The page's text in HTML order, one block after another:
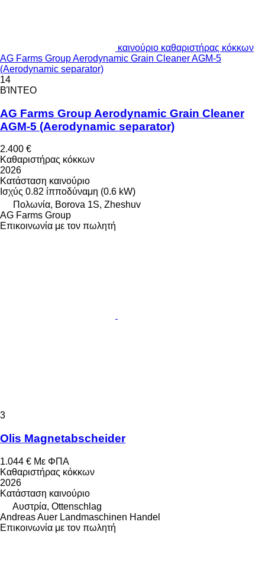
καινούριο καθαριστήρας κόκκων
AG Farms Group Aerodynamic Grain Cleaner AGM-5
(Aerodynamic separator)
14
ΒΊΝΤΕΟ
AG Farms Group Aerodynamic Grain Cleaner
AGM-5 (Aerodynamic separator)
2.400 €
Καθαριστήρας κόκκων
2026
Κατάσταση καινούριο
Ισχύς 0.82 ίπποδύναμη (0.6 kW)
Πολωνία, Borova 1S, Zheshuv
AG Farms Group
Επικοινωνία με τον πωλητή
3
Olis Magnetabscheider
1.044 € Με ΦΠΑ
Καθαριστήρας κόκκων
2026
Κατάσταση καινούριο
Αυστρία, Ottenschlag
Andreas Auer Landmaschinen Handel
Επικοινωνία με τον πωλητή